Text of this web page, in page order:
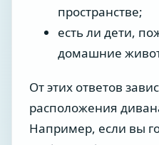
пространстве;
есть ли дети,
домашние
От этих ответов
расположения
Например, если вы